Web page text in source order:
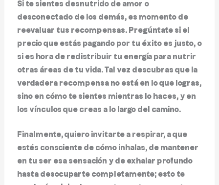
Si te sientes desnutrido de amor o
desconectado de los demás, es momento de
reevaluar tus recompensas. Pregúntate si el
precio que estás pagando por tu éxito es justo, o
si es hora de redistribuir tu energía para nutrir
otras áreas de tu vida. Tal vez descubras que la
verdadera recompensa no está en lo que logras,
sino en cómo te sientes mientras lo haces, y en
los vínculos que creas a lo largo del camino.
Finalmente, quiero invitarte a respirar, a que
estés consciente de cómo inhalas, de mantener
en tu ser esa sensación y de exhalar profundo
hasta desocuparte completamente; esto te